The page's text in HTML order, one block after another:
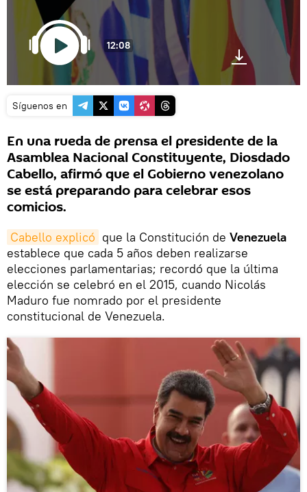
12:08
Síguenos en
En una rueda de prensa el presidente de la
Asamblea Nacional Constituyente, Diosdado
Cabello, afirmó que el Gobierno venezolano
se está preparando para celebrar esos
comicios.
Cabello explicó que la Constitución de Venezuela
establece que cada 5 años deben realizarse
elecciones parlamentarias; recordó que la última
elección se celebró en el 2015, cuando Nicolás
Maduro fue nomrado por el presidente
constitucional de Venezuela.